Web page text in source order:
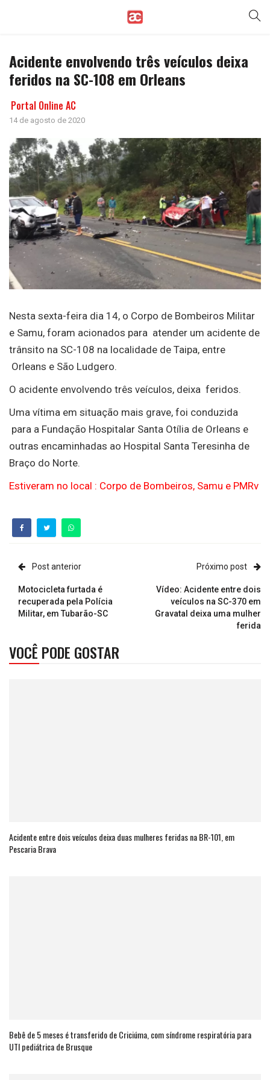
Acidente envolvendo três veículos deixa
feridos na SC-108 em Orleans
Portal Online AC
14 de agosto de 2020
Nesta sexta-feira dia 14, o Corpo de Bombeiros Militar
e Samu, foram acionados para atender um acidente de
trânsito na SC-108 na localidade de Taipa, entre
Orleans e São Ludgero.
O acidente envolvendo três veículos, deixa feridos.
Uma vítima em situação mais grave, foi conduzida
para a Fundação Hospitalar Santa Otília de Orleans e
outras encaminhadas ao Hospital Santa Teresinha de
Braço do Norte.
Estiveram no local : Corpo de Bombeiros, Samu e PMRv
Post anterior
Motocicleta furtada é
recuperada pela Polícia
Militar, em Tubarão-SC
Próximo post
Vídeo: Acidente entre dois
veículos na SC-370 em
Gravatal deixa uma mulher
ferida
VOCÊ PODE GOSTAR
Acidente entre dois veículos deixa duas mulheres feridas na BR-101, em
Pescaria Brava
Bebê de 5 meses é transferido de Criciúma, com síndrome respiratória para
UTI pediátrica de Brusque